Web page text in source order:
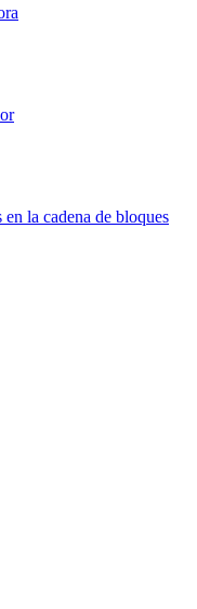
la cadena de bloques